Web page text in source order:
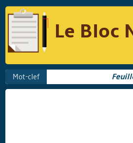
Le Bloc
INFORMATIQUE
PHOTOGRAPHIE
Mot-clef